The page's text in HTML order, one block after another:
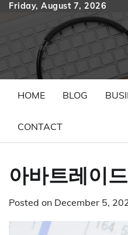
Skip
content
Friday, August 7, 2026
HOME BLOG
CONTACT
아바트레이
Posted on December 5,